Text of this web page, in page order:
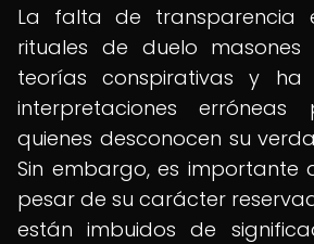
La falta de transparencia
rituales de duelo
teorías conspirativas y
interpretaciones
quienes desconocen su
Sin embargo, es importante
pesar de su carácter
están imbuidos de